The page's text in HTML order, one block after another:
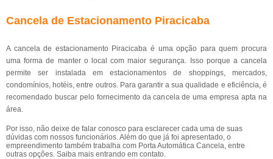
Cancela de Estacionamento Piracicaba
A cancela de estacionamento Piracicaba é uma opção para quem procura
uma forma de manter o local com maior segurança. Isso porque a cancela
permite ser instalada em estacionamentos de shoppings, mercados,
condomínios, hotéis, entre outros. Para garantir a sua qualidade e eficiência, é
recomendado buscar pelo fornecimento da cancela de uma empresa apta na
área.
Por isso, não deixe de falar conosco para esclarecer cada uma de suas
dúvidas com nossos funcionários. Além do que já foi apresentado, o
empreendimento também trabalha com Porta Automática Cancela, entre
outras opções. Saiba mais entrando em contato.